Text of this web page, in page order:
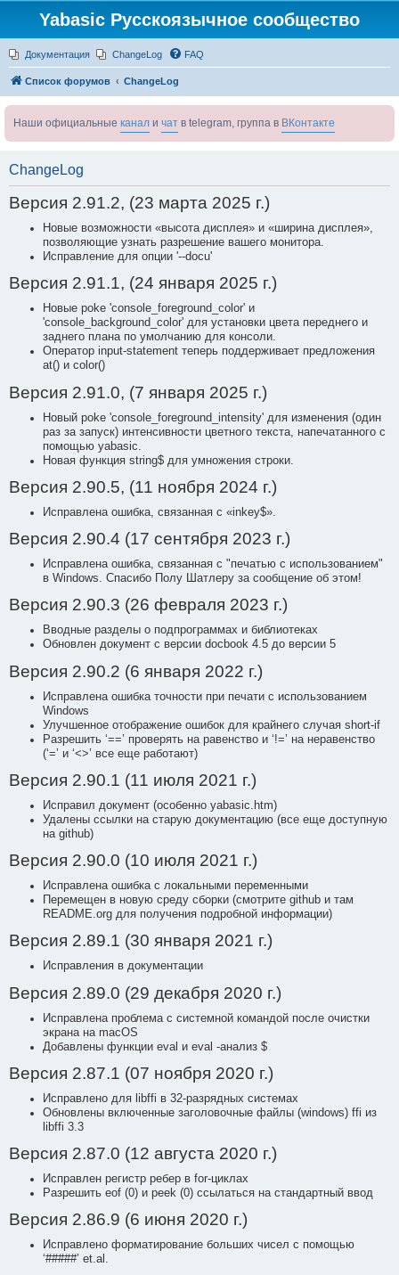
Yabasic Русскоязычное сообщество
Документация ChangeLog FAQ
Список форумов ChangeLog
Наши официальные канал и чат в telegram, группа в ВКонтакте
ChangeLog
Версия 2.91.2, (23 марта 2025 г.)
Новые возможности «высота дисплея» и «ширина дисплея»,
позволяющие узнать разрешение вашего монитора.
Исправление для опции '--docu'
Версия 2.91.1, (24 января 2025 г.)
Новые poke 'console_foreground_color' и
'console_background_color' для установки цвета переднего и
заднего плана по умолчанию для консоли.
Оператор input-statement теперь поддерживает предложения
at() и color()
Версия 2.91.0, (7 января 2025 г.)
Новый poke 'console_foreground_intensity' для изменения (один
раз за запуск) интенсивности цветного текста, напечатанного с
помощью yabasic.
Новая функция string$ для умножения строки.
Версия 2.90.5, (11 ноября 2024 г.)
Исправлена ​​ошибка, связанная с «inkey$».
Версия 2.90.4 (17 сентября 2023 г.)
Исправлена ошибка, связанная с "печатью с использованием"
в Windows. Спасибо Полу Шатлеру за сообщение об этом!
Версия 2.90.3 (26 февраля 2023 г.)
Вводные разделы о подпрограммах и библиотеках
Обновлен документ с версии docbook 4.5 до версии 5
Версия 2.90.2 (6 января 2022 г.)
Исправлена ошибка точности при печати с использованием
Windows
Улучшенное отображение ошибок для крайнего случая short-if
Разрешить ‘==’ проверять на равенство и ‘!=’ на неравенство
(‘=’ и ‘<>’ все еще работают)
Версия 2.90.1 (11 июля 2021 г.)
Исправил документ (особенно yabasic.htm)
Удалены ссылки на старую документацию (все еще доступную
на github)
Версия 2.90.0 (10 июля 2021 г.)
Исправлена ошибка с локальными переменными
Перемещен в новую среду сборки (смотрите github и там
README.org для получения подробной информации)
Версия 2.89.1 (30 января 2021 г.)
Исправления в документации
Версия 2.89.0 (29 декабря 2020 г.)
Исправлена проблема с системной командой после очистки
экрана на macOS
Добавлены функции eval и eval -анализ $
Версия 2.87.1 (07 ноября 2020 г.)
Исправлено для libffi в 32-разрядных системах
Обновлены включенные заголовочные файлы (windows) ffi из
libffi 3.3
Версия 2.87.0 (12 августа 2020 г.)
Исправлен регистр ребер в for-циклах
Разрешить eof (0) и peek (0) ссылаться на стандартный ввод
Версия 2.86.9 (6 июня 2020 г.)
Исправлено форматирование больших чисел с помощью
‘#####’ et.al.